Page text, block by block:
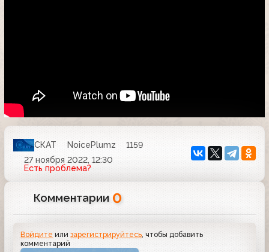
СКАТ NoicePlumz
1159
27 ноября 2022, 12:30
Есть проблема?
Комментарии 0
Войдите илизарегистрируйтесь , чтобы добавить
комментарий